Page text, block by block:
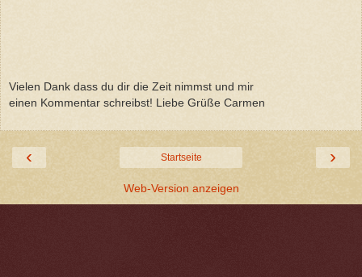
Vielen Dank dass du dir die Zeit nimmst und mir
einen Kommentar schreibst! Liebe Grüße Carmen
‹ ›
Startseite
Web-Version anzeigen